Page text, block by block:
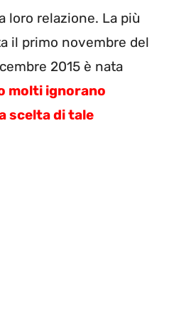
loro relazione. La più
il primo novembre del
2015 è nata
molti ignorano
scelta di tale